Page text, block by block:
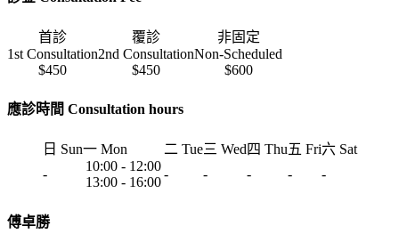
首診
1st Consultation
覆診
2nd Consultation
非固定
Non-Scheduled
$450
$450 $600
應診時間 Consultation hours
日 Sun一 Mon 二 Tue三 Wed四 Thu五 Fri六 Sat
-
10:00 - 12:00
13:00 - 16:00
- - - - -
傅卓勝